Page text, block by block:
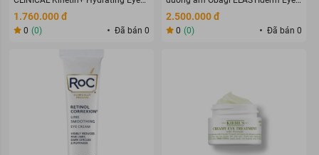
Cream
1.760.000 đ
0 (0) Đã bán 0
Cream
2.500.000 đ
0 (0) Đã bán 0